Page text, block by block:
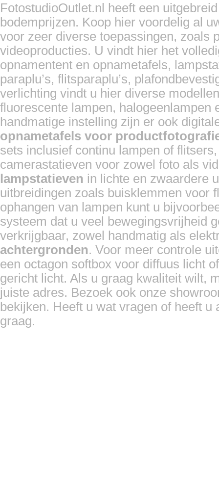
FotostudioOutlet.nl heeft een
bodemprijzen. Koop hier voordelig al
voor zeer diverse toepassingen, zoals
videoproducties. U vindt hier het
opnamentent en opnametafels,
paraplu’s, flitsparaplu’s,
verlichting vindt u hier diverse
fluorescente lampen,
handmatige instelling zijn er ook
opnametafels voor
sets inclusief continu lampen of
camerastatieven voor zowel foto als
lampstatieven in lichte en zwaardere
uitbreidingen zoals buisklemmen voor
ophangen van lampen kunt u
systeem dat u veel bewegingsvrijheid
verkrijgbaar, zowel handmatig als
achtergronden. Voor meer controle
een octagon softbox voor diffuus licht
gericht licht. Als u graag kwaliteit wilt,
juiste adres. Bezoek ook onze
bekijken. Heeft u wat vragen of heeft
graag.